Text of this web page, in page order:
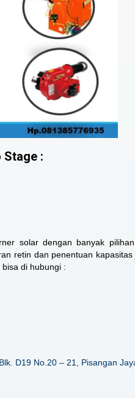
Stage :
solar dengan banyak
retin dan penentuan
di hubungi :
D19 No.20 – 21, Pisangan